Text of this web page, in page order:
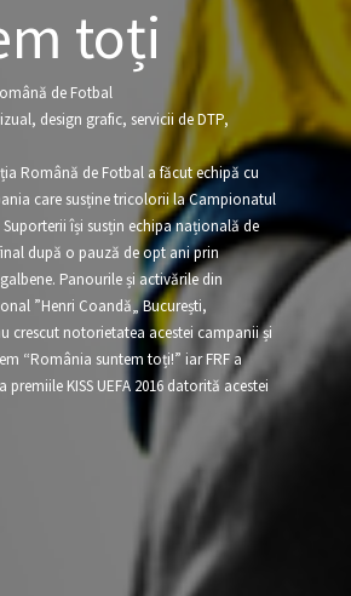
toți
de Fotbal
design grafic, servicii de DTP,
Română de Fotbal a făcut echipă cu
care susține tricolorii la Campionatul
își susțin echipa națională de
după o pauză de opt ani prin
Panourile și activările din
”Henri Coandă„ București,
crescut notorietatea acestei campanii și
“România suntem toți!” iar FRF a
KISS UEFA 2016 datorită acestei